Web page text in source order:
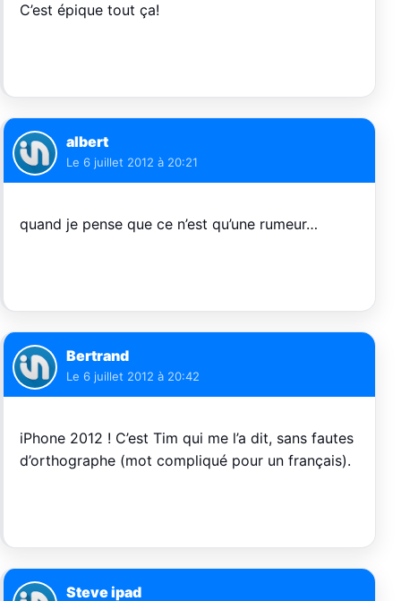
C’est épique tout ça!
albert
Le 6 juillet 2012 à 20:21
quand je pense que ce n’est qu’une rumeur…
Bertrand
Le 6 juillet 2012 à 20:42
iPhone 2012 ! C’est Tim qui me l’a dit, sans fautes
d’orthographe (mot compliqué pour un français).
Steve ipad